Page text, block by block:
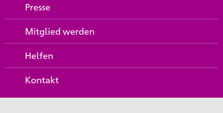
Presse
Mitglied werden
Helfen
Kontakt